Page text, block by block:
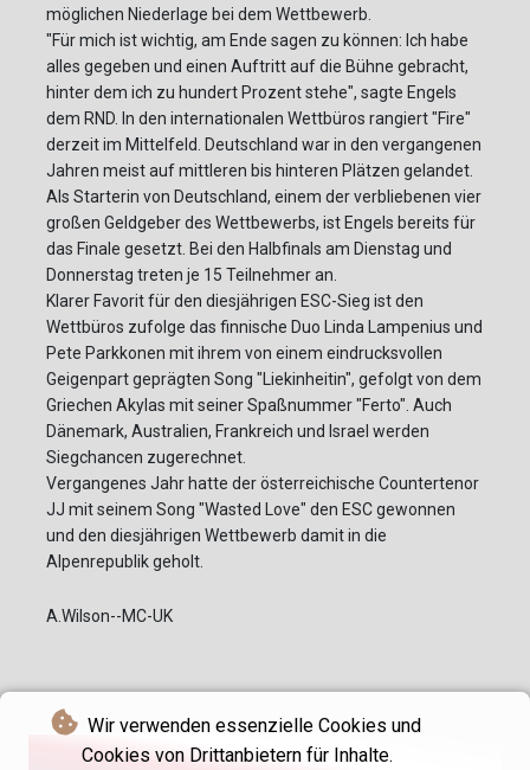
Wir verwenden essenzielle Cookies und
Cookies von Drittanbietern für Inhalte.
möglichen Niederlage bei dem Wettbewerb.
"Für mich ist wichtig, am Ende sagen zu können: Ich habe
alles gegeben und einen Auftritt auf die Bühne gebracht,
hinter dem ich zu hundert Prozent stehe", sagte Engels
dem RND. In den internationalen Wettbüros rangiert "Fire"
derzeit im Mittelfeld. Deutschland war in den vergangenen
Jahren meist auf mittleren bis hinteren Plätzen gelandet.
Als Starterin von Deutschland, einem der verbliebenen vier
großen Geldgeber des Wettbewerbs, ist Engels bereits für
das Finale gesetzt. Bei den Halbfinals am Dienstag und
Donnerstag treten je 15 Teilnehmer an.
Klarer Favorit für den diesjährigen ESC-Sieg ist den
Wettbüros zufolge das finnische Duo Linda Lampenius und
Pete Parkkonen mit ihrem von einem eindrucksvollen
Geigenpart geprägten Song "Liekinheitin", gefolgt von dem
Griechen Akylas mit seiner Spaßnummer "Ferto". Auch
Dänemark, Australien, Frankreich und Israel werden
Siegchancen zugerechnet.
Vergangenes Jahr hatte der österreichische Countertenor
JJ mit seinem Song "Wasted Love" den ESC gewonnen
und den diesjährigen Wettbewerb damit in die
Alpenrepublik geholt.
A.Wilson--MC-UK